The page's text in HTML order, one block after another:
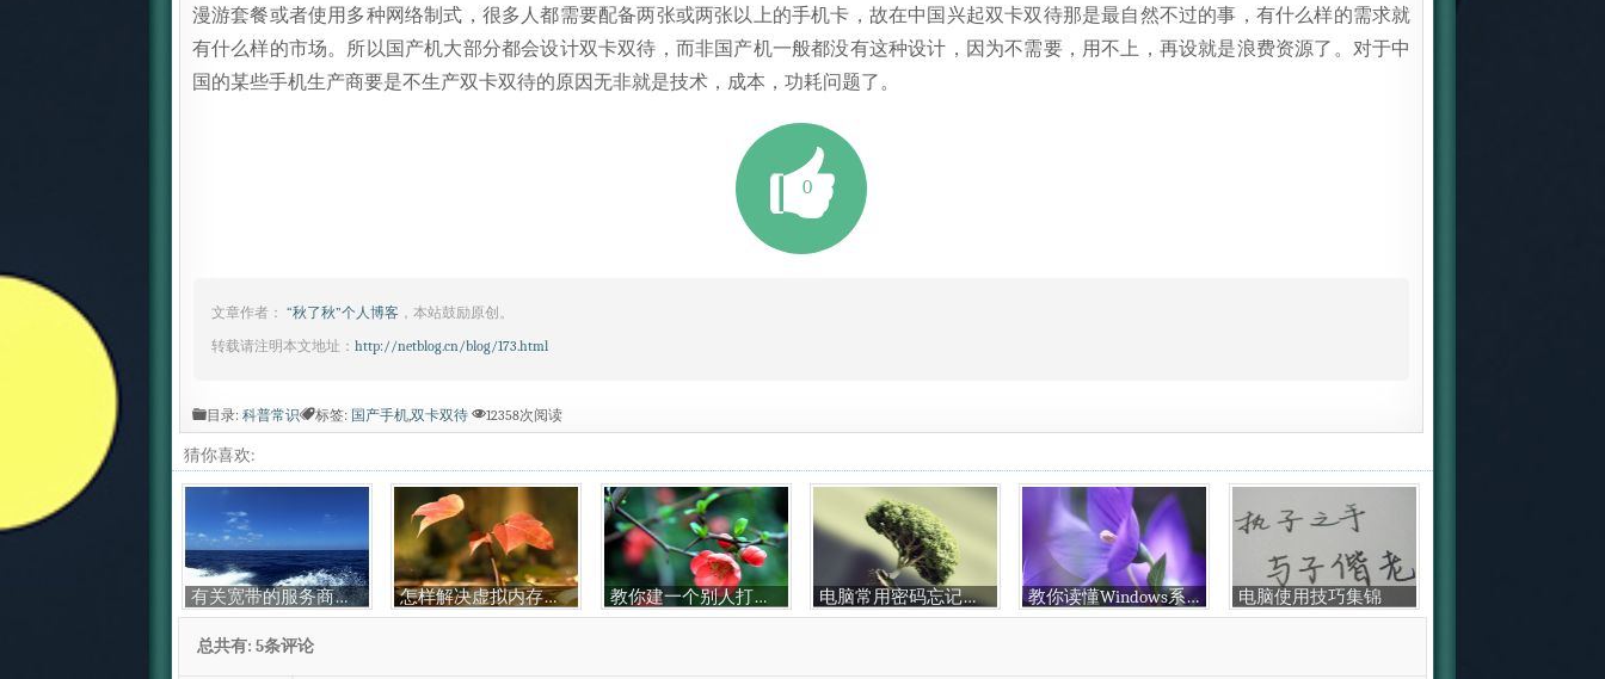
漫游套餐或者使用多种网络制式，很多人都需要配备两张或两张以上的手机卡，故在中国兴起双卡双待那是最自然不过的事，有什么样的需求就
有什么样的市场。所以国产机大部分都会设计双卡双待，而非国产机一般都没有这种设计，因为不需要，用不上，再设就是浪费资源了。对于中
国的某些手机生产商要是不生产双卡双待的原因无非就是技术，成本，功耗问题了。
0
文章作者： “秋了秋”个人博客，本站鼓励原创。
转载请注明本文地址： http://netblog.cn/blog/173.html
目录: 科普常识 标签: 国产手机,双卡双待 12358次阅读
猜你喜欢:
有关宽带的服务商的常识 怎样解决虚拟内存不足问题 教你建一个别人打不开的文件夹 电脑常用密码忘记了怎么办 教你读懂Windows系统 电脑使用技巧集锦
总共有: 5条评论